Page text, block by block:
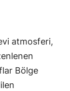
atmosferi,
Bölge